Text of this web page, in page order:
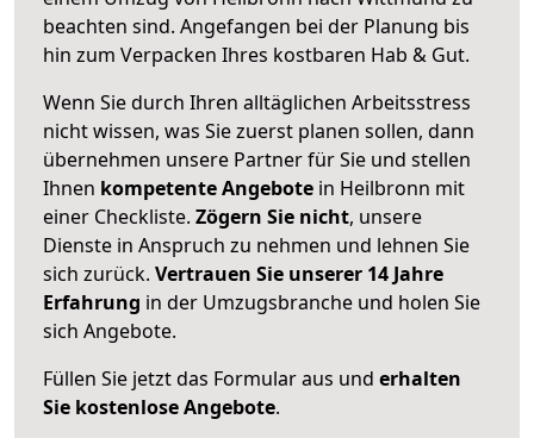
beachten sind. Angefangen bei der Planung bis
hin zum Verpacken Ihres kostbaren Hab & Gut.
Wenn Sie durch Ihren alltäglichen Arbeitsstress
nicht wissen, was Sie zuerst planen sollen, dann
übernehmen unsere Partner für Sie und stellen
Ihnen kompetente Angebote in Heilbronn mit
einer Checkliste. Zögern Sie nicht, unsere
Dienste in Anspruch zu nehmen und lehnen Sie
sich zurück. Vertrauen Sie unserer 14 Jahre
Erfahrung in der Umzugsbranche und holen Sie
sich Angebote.
Füllen Sie jetzt das Formular aus und erhalten
Sie kostenlose Angebote.